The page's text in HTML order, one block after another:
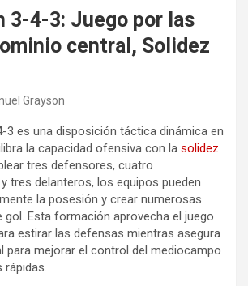
3-4-3: Juego por las
central, Solidez
Grayson
3 es una disposición táctica dinámica en
la capacidad ofensiva con la solidez
tres defensores, cuatro
tres delanteros, los equipos pueden
la posesión y crear numerosas
gol. Esta formación aprovecha el juego
estirar las defensas mientras asegura
para mejorar el control del mediocampo
rápidas.